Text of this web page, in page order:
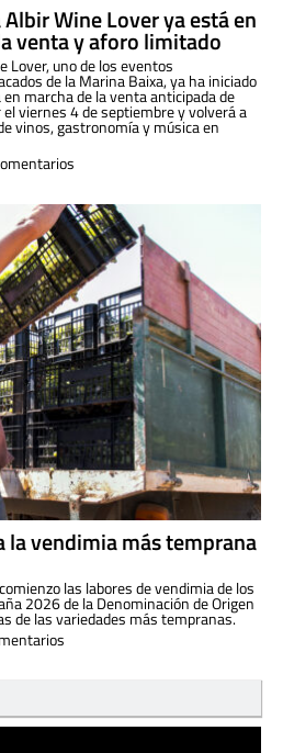
Wine Lover ya está en
venta y aforo limitado
Lover, uno de los eventos
de la Marina Baixa, ya ha iniciado
marcha de la venta anticipada de
viernes 4 de septiembre y volverá a
vinos, gastronomía y música en
la vendimia más temprana
las labores de vendimia de los
2026 de la Denominación de Origen
de las variedades más tempranas.